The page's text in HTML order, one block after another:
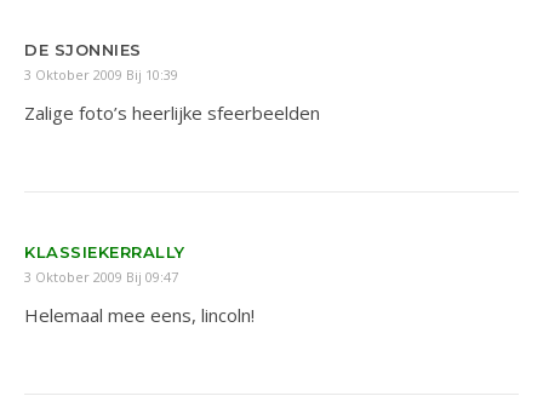
DE SJONNIES
3 Oktober 2009 Bij 10:39
Zalige foto’s heerlijke sfeerbeelden
KLASSIEKERRALLY
3 Oktober 2009 Bij 09:47
Helemaal mee eens, lincoln!